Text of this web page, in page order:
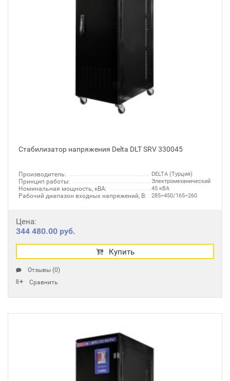
Стабилизатор напряжения Delta DLT SRV 330045
Производитель: DELTA (Турция)
Принцип работы: Электромеханический
Номинальная мощность, кВА: 45 кВА
Рабочий диапазон входных напряжений, В: 285÷450/165÷260
Цена:
344 480.00 руб.
Купить
Отзывы (0)
Сравнить